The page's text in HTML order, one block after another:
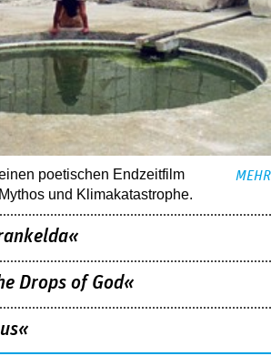
poetischen Endzeitfilm
und Klimakatastrophe.
MEHR
Drops of God«